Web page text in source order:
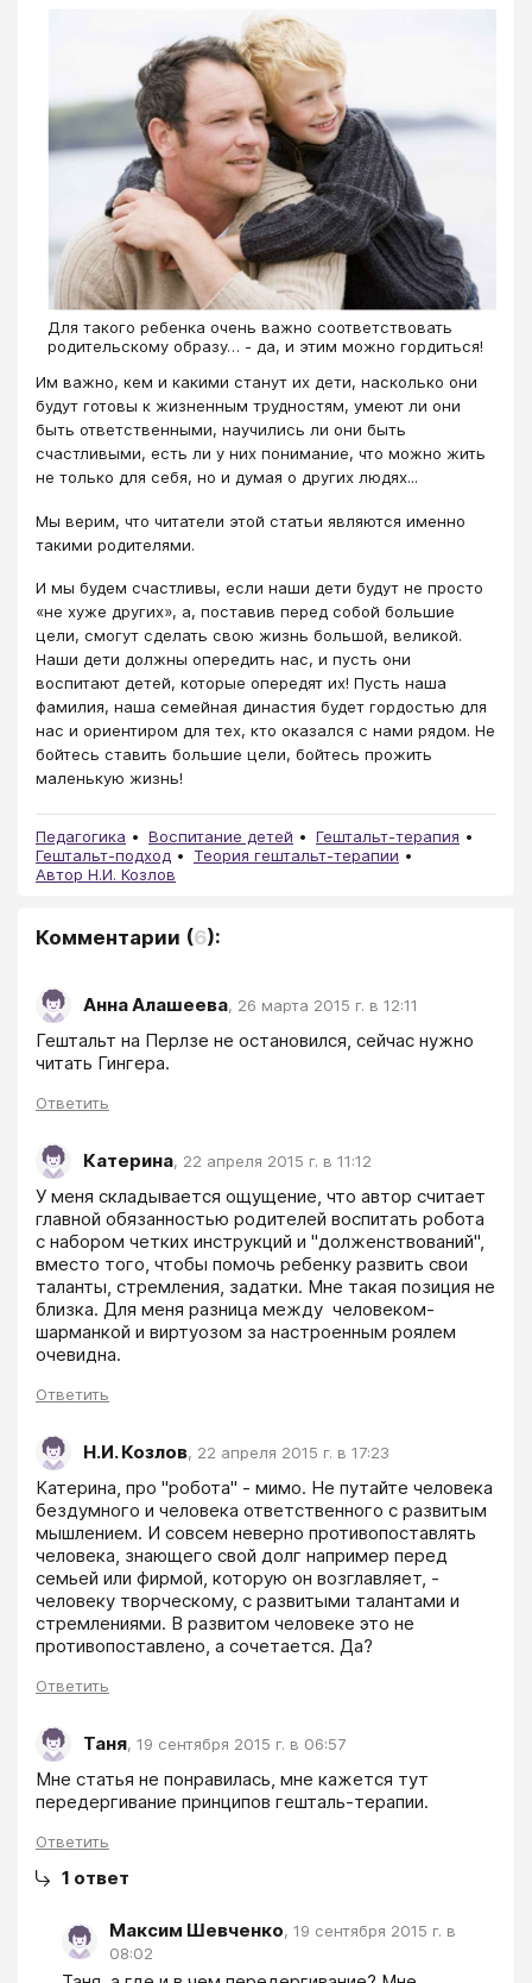
Для такого ребенка очень важно соответствовать
родительскому образу… - да, и этим можно гордиться!
Им важно, кем и какими станут их дети, насколько они
будут готовы к жизненным трудностям, умеют ли они
быть ответственными, научились ли они быть
счастливыми, есть ли у них понимание, что можно жить
не только для себя, но и думая о других людях...
Мы верим, что читатели этой статьи являются именно
такими родителями.
И мы будем счастливы, если наши дети будут не просто
«не хуже других», а, поставив перед собой большие
цели, смогут сделать свою жизнь большой, великой.
Наши дети должны опередить нас, и пусть они
воспитают детей, которые опередят их! Пусть наша
фамилия, наша семейная династия будет гордостью для
нас и ориентиром для тех, кто оказался с нами рядом. Не
бойтесь ставить большие цели, бойтесь прожить
маленькую жизнь!
Педагогика Воспитание детей
Гештальт-терапия
Гештальт-подход
Теория гештальт-терапии
Автор Н.И. Козлов
Комментарии (6):
Анна Алашеева, 26 марта 2015 г. в 12:11
Гештальт на Перлзе не остановился, сейчас нужно
читать Гингера.
Ответить
Катерина, 22 апреля 2015 г. в 11:12
У меня складывается ощущение, что автор считает
главной обязанностью родителей воспитать робота
с набором четких инструкций и "долженствований",
вместо того, чтобы помочь ребенку развить свои
таланты, стремления, задатки. Мне такая позиция не
близка. Для меня разница между  человеком-
шарманкой и виртуозом за настроенным роялем
очевидна.
Ответить
Н.И. Козлов, 22 апреля 2015 г. в 17:23
Катерина, про "робота" - мимо. Не путайте человека
бездумного и человека ответственного с развитым
мышлением. И совсем неверно противопоставлять
человека, знающего свой долг например перед
семьей или фирмой, которую он возглавляет, -
человеку творческому, с развитыми талантами и
стремлениями. В развитом человеке это не
противопоставлено, а сочетается. Да?
Ответить
Таня, 19 сентября 2015 г. в 06:57
Мне статья не понравилась, мне кажется тут
передергивание принципов гешталь-терапии.
Ответить
1 ответ
Максим Шевченко, 19 сентября 2015 г. в
08:02